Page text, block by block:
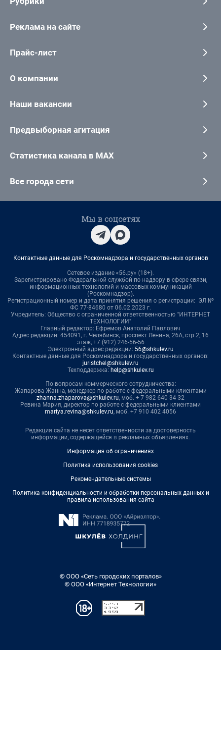
Реклама на сайте
Прайс-лист
О компании
Наши вакансии
Предвыборная агитация
Статистика канала в MAX
Все города сети
Мы в соцсетях
Контактные данные для Роскомнадзора и государственных органов
Сетевое издание «56.ру» (18+).
Зарегистрировано Федеральной службой по надзору в сфере связи,
информационных технологий и массовых коммуникаций
(Роскомнадзор).
Регистрационный номер и дата принятия решения о регистрации: ЭЛ №
ФС 77-84680 от 06.02.2023 г.
Учредитель: Общество с ограниченной ответственностью "ИНТЕРНЕТ
ТЕХНОЛОГИИ"
Главный редактор: Ефремов Анатолий Павлович
Адрес редакции: 454091, г. Челябинск, проспект Ленина, 26А, стр.2, 16
этаж, +7 (912) 246-56-56
Электронный адрес редакции: 56@shkulev.ru
Контактные данные для Роскомнадзора и государственных органов:
juristchel@shkulev.ru
Техподдержка: help@shkulev.ru
По вопросам коммерческого сотрудничества:
Жапарова Жанна, менеджер по работе с федеральными клиентами
zhanna.zhaparova@shkulev.ru, моб. + 7 982 640 34 32
Ревина Мария, директор по работе с федеральными клиентами
mariya.revina@shkulev.ru, моб. +7 910 402 4056
Редакция сайта не несет ответственности за достоверность
информации, содержащейся в рекламных объявлениях.
Информация об ограничениях
Политика использования cookies
Рекомендательные системы
Политика конфиденциальности и обработки персональных данных и
правила использования сайта
© ООО «Сеть городских порталов»
© ООО «Интернет Технологии»